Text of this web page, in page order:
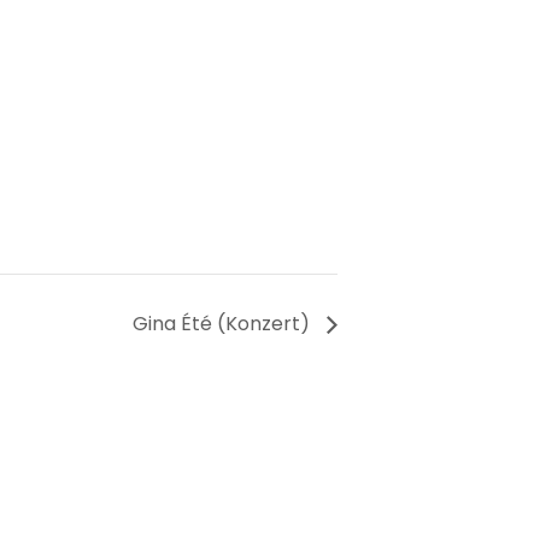
Gina Été (Konzert)